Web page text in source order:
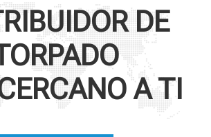
DE
A TI